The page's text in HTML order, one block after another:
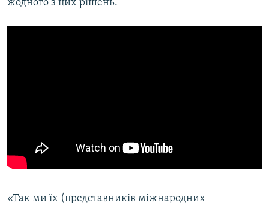
жодного з цих рішень.
«Так ми їх (представників міжнародних